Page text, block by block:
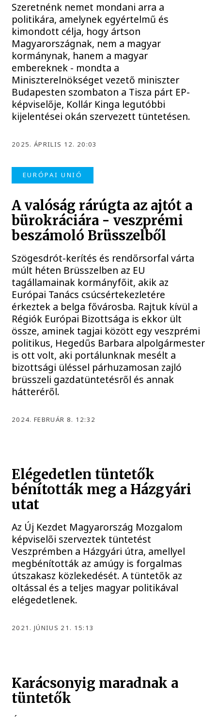
Szeretnénk nemet mondani arra a
politikára, amelynek egyértelmű és
kimondott célja, hogy ártson
Magyarországnak, nem a magyar
kormánynak, hanem a magyar
embereknek - mondta a
Miniszterelnökséget vezető miniszter
Budapesten szombaton a Tisza párt EP-
képviselője, Kollár Kinga legutóbbi
kijelentései okán szervezett tüntetésen.
2025. ÁPRILIS 12. 20:03
EURÓPAI UNIÓ
A valóság rárúgta az ajtót a
bürokráciára - veszprémi
beszámoló Brüsszelből
Szögesdrót-kerítés és rendőrsorfal várta
múlt héten Brüsszelben az EU
tagállamainak kormányfőit, akik az
Európai Tanács csúcsértekezletére
érkeztek a belga fővárosba. Rajtuk kívül a
Régiók Európai Bizottsága is ekkor ült
össze, aminek tagjai között egy veszprémi
politikus, Hegedűs Barbara alpolgármester
is ott volt, aki portálunknak mesélt a
bizottsági üléssel párhuzamosan zajló
brüsszeli gazdatüntetésről és annak
hátteréről.
2024. FEBRUÁR 8. 12:32
Elégedetlen tüntetők
bénították meg a Házgyári
utat
Az Új Kezdet Magyarország Mozgalom
képviselői szerveztek tüntetést
Veszprémben a Házgyári útra, amellyel
megbénították az amúgy is forgalmas
útszakasz közlekedését. A tüntetők az
oltással és a teljes magyar politikával
elégedetlenek.
2021. JÚNIUS 21. 15:13
Karácsonyig maradnak a
tüntetők